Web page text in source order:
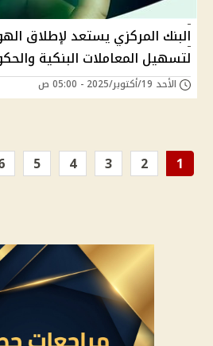
البنك المركزي يستعد لإطلاق
لتسهيل المعاملات البنكية
الأحد 19/أكتوبر/2025 - 05:00 ص
1
2
3
4
5